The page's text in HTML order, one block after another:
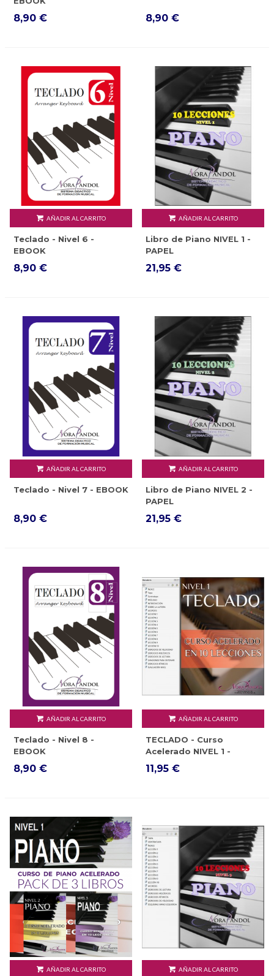
8,90 € 8,90 €
AÑADIR AL CARRITO
Teclado - Nivel 6 -
EBOOK
8,90 €
AÑADIR AL CARRITO
Libro de Piano NIVEL 1 -
PAPEL
21,95 €
AÑADIR AL CARRITO
Teclado - Nivel 7 - EBOOK
8,90 €
AÑADIR AL CARRITO
Libro de Piano NIVEL 2 -
PAPEL
21,95 €
AÑADIR AL CARRITO
Teclado - Nivel 8 -
EBOOK
8,90 €
AÑADIR AL CARRITO
TECLADO - Curso
Acelerado NIVEL 1 -
EBOOK
11,95 €
AÑADIR AL CARRITO AÑADIR AL CARRITO